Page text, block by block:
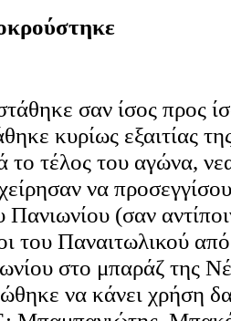
σαν ίσος προς
κυρίως εξαιτίας
τέλος του αγώνα,
να
(σαν
του Παναιτωλικού
στο μπαράζ της
να κάνει χρήση